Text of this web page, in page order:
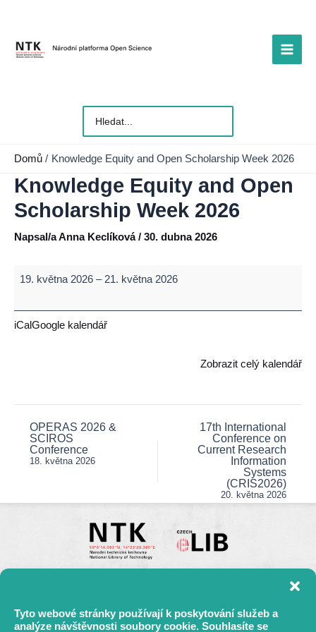
Tyto webové stránky používají k poskytování služeb a
analýze návštěvnosti soubory cookie. Souhlasíte se
obsah
Main
pro:
Domů Knowledge Equity and Open Scholarship Week 2026
Knowledge Equity and Open
Scholarship Week 2026
Napsal/aAnna Keclíková/ 30. dubna 2026
Knowledge
Open
19. května 2026 – 21. května 2026
iCalGoogle kalendář
Zobrazit celý kalendář
Post
navigation
OPERAS 2026 &
SCIROS
Conference
18. května 2026
17th International
Conference on
Current Research
Information
Systems
(CRIS2026)
20. května 2026